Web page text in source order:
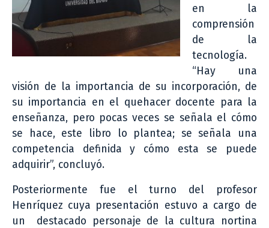
en la
comprensión
de la
tecnología.
“Hay una
visión de la importancia de su incorporación, de
su importancia en el quehacer docente para la
enseñanza, pero pocas veces se señala el cómo
se hace, este libro lo plantea; se señala una
competencia definida y cómo esta se puede
adquirir”, concluyó.
Posteriormente fue el turno del profesor
Henríquez cuya presentación estuvo a cargo de
un destacado personaje de la cultura nortina